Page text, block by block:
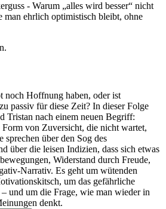
- Warum „alles wird besser“ nicht
man ehrlich optimistisch bleibt, ohne
noch Hoffnung haben, oder ist
passiv für diese Zeit? In dieser Folge
Tristan nach einem neuen Begriff:
von Zuversicht, die nicht wartet,
sprechen über den Sog des
über die leisen Indizien, dass sich etwas
Widerstand durch Freude,
Narrativ. Es geht um wütenden
um das gefährliche
und um die Frage, wie man wieder in
denkt.